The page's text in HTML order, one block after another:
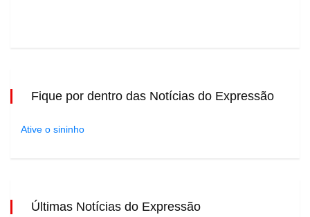
Fique por dentro das Notícias do Expressão
Ative o sininho
Últimas Notícias do Expressão